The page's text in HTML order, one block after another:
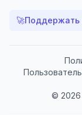
🚀Поддержать
© 2026